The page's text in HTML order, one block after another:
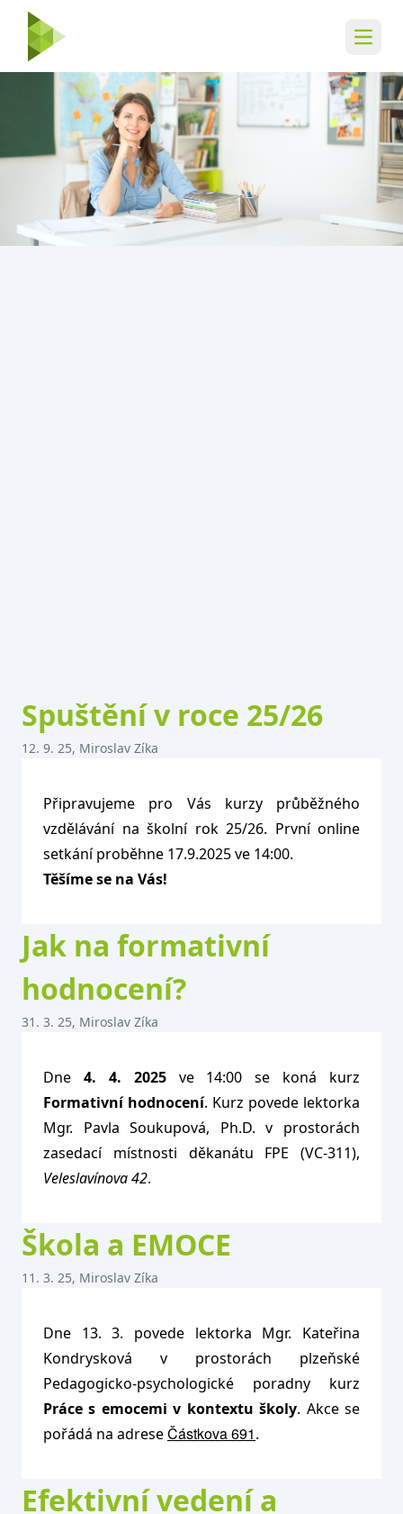
Spuštění v roce 25/26
12. 9. 25, Miroslav Zíka
Připravujeme pro Vás kurzy průběžného
vzdělávání na školní rok 25/26. První online
setkání proběhne 17.9.2025 ve 14:00.
Těšíme se na Vás!
Jak na formativní
hodnocení?
31. 3. 25, Miroslav Zíka
Dne 4. 4. 2025ve 14:00 se koná kurz
Formativní hodnocení. Kurz povede lektorka
Mgr. Pavla Soukupová, Ph.D. v prostorách
zasedací místnosti děkanátu FPE (VC-311),
Veleslavínova 42.
Škola a EMOCE
11. 3. 25, Miroslav Zíka
Dne 13. 3. povede lektorka Mgr. Kateřina
Kondrysková v prostorách plzeňské
Pedagogicko-psychologické poradny kurz
Práce s emocemi v kontextu školy. Akce se
pořádá na adreseČástkova 691.
Efektivní vedení a